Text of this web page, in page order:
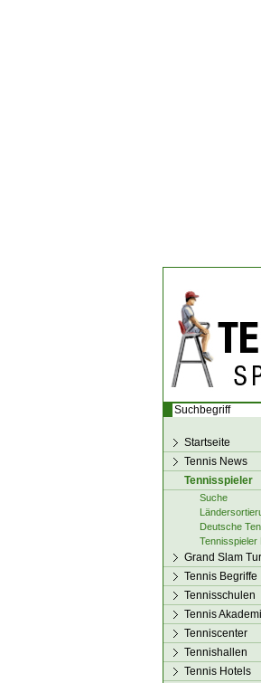
Startseite
Tennis News
Tennisspieler
Suche
Deutsche
Tennisspieler
Grand Slam
Tennis Begriffe
Tennisschulen
Tennis
Tenniscenter
Tennishallen
Tennis Hotels